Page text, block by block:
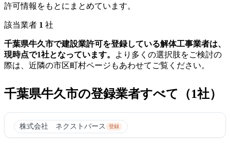
許可情報をもとにまとめています。
該当業者 1 社
千葉県牛久市で建設業許可を登録している解体工事業者は、
現時点で1社となっています。
より多くの選択肢をご検討の
際は、近隣の市区町村ページもあわせてご覧ください。
千葉県牛久市の登録業者すべて（1社）
株式会社 ネクストバース 登録